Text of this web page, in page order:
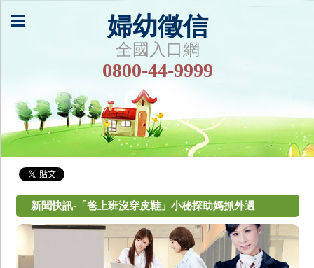
婦幼徵信
全國入口網
0800-44-9999
新聞快訊-「爸上班沒穿皮鞋」小秘探助媽抓外遇